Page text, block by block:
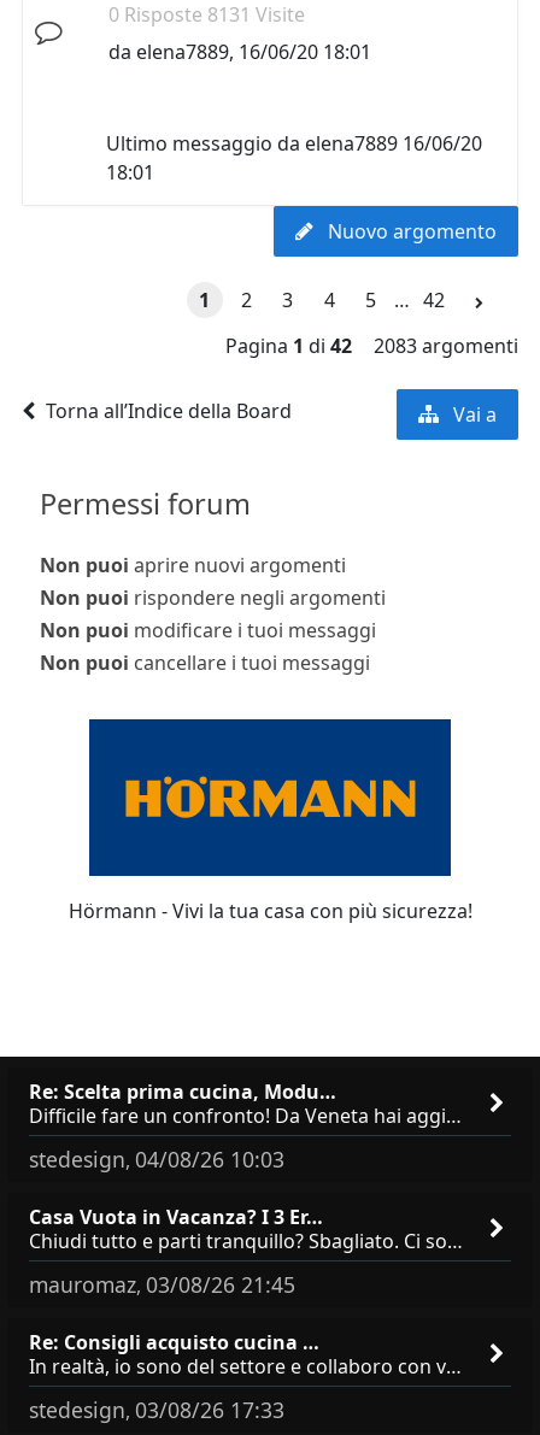
0 Risposte 8131 Visite
da elena7889, 16/06/20 18:01
Ultimo messaggio da elena7889 16/06/20
18:01
Nuovo argomento
1 2 3 4 5 … 42
Pagina 1 di 42 2083 argomenti
Torna all’Indice della Board Vai a
Permessi forum
Non puoi aprire nuovi argomenti
Non puoi rispondere negli argomenti
Non puoi modificare i tuoi messaggi
Non puoi cancellare i tuoi messaggi
Hörmann - Vivi la tua casa con più sicurezza!
Re: Scelta prima cucina, Modu…
Difficile fare un confronto! Da Veneta hai aggiunto i pensili a tutta altezza e una colonna dispensa da 30, che da soli
stedesign, 04/08/26 10:03
Casa Vuota in Vacanza? I 3 Er…
Chiudi tutto e parti tranquillo? Sbagliato. Ci sono 3 comportamenti che dicono ai ladri &quot;sono via per due settimane
mauromaz, 03/08/26 21:45
Re: Consigli acquisto cucina …
In realtà, io sono del settore e collaboro con vari negozi, ti possono dire che sono tutti brand abbastanza simili come
stedesign, 03/08/26 17:33